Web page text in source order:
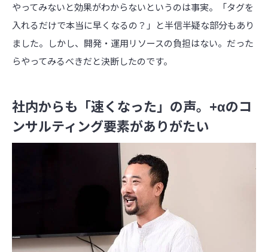
やってみないと効果がわからないというのは事実。「タグを
入れるだけで本当に早くなるの？」と半信半疑な部分もあり
ました。しかし、開発・運用リソースの負担はない。だった
らやってみるべきだと決断したのです。
社内からも「速くなった」の声。+αのコ
ンサルティング要素がありがたい